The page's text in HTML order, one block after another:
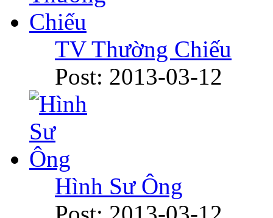
TV Thường Chiếu
Post: 2013-03-12
Hình Sư Ông